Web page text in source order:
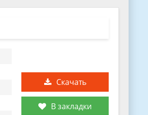
Скачать
В закладки